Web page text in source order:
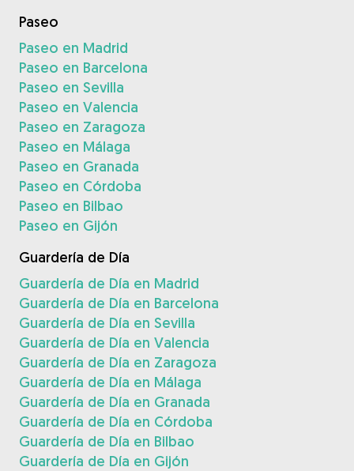
Paseo
Paseo en Madrid
Paseo en Barcelona
Paseo en Sevilla
Paseo en Valencia
Paseo en Zaragoza
Paseo en Málaga
Paseo en Granada
Paseo en Córdoba
Paseo en Bilbao
Paseo en Gijón
Guardería de Día
Guardería de Día en Madrid
Guardería de Día en Barcelona
Guardería de Día en Sevilla
Guardería de Día en Valencia
Guardería de Día en Zaragoza
Guardería de Día en Málaga
Guardería de Día en Granada
Guardería de Día en Córdoba
Guardería de Día en Bilbao
Guardería de Día en Gijón